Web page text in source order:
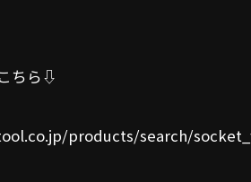
ちら⇩
products/search/